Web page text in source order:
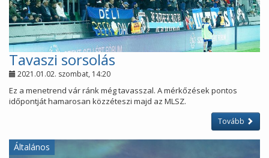
Tavaszi sorsolás
2021.01.02. szombat, 14:20
Ez a menetrend vár ránk még tavasszal. A mérkőzések pontos
időpontját hamarosan közzéteszi majd az MLSZ.
Tovább
Általános